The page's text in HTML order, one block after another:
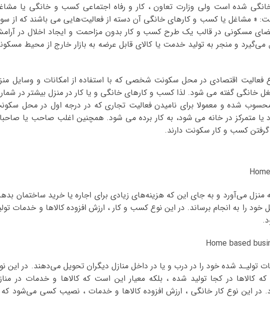
شده است ولی وزارت تعاون ، کار و رفاه اجتماعی کسب و خانگی یا
« مشاغل یا کسب و کار‌های خانگی آن دسته از فعالیت‌هایی می باشند که از
مسکونی در قالب یک طرح کسب و ‌کار بدون مزاحمت و ایجاد اخلال در
و منجر به تولید خدمت یا کالای قابل عرضه به بازار خارج از محیط
فعالیت اقتصادی در محل سکونت شخصی که با استفاده از امکانات و وسایل
خانگی گفته می شود. لذا کسب و کارهای خانگی و یا کار در منزل بیشتر در
شده و معمولا برای نامیدن فعالیت تجاری که در درجه اول در محل
یا متمرکز در خانه می شود، به کار برده می شود. همچنین اغلب صاحب یا
کسب و کار سکونت دارند.
منزل می‌آورد و به جای این که هزینه‌های زیادی برای اجاره یا خرید ساختمان
را به انجام برساند. در این نوع کسب و کار ، ارزش افزوده کالاها و خدمات
تولیـد شده خود را در درب و یا در داخل منازل دیگران تحویل می‌دهند. در این
در کجا تولید شده ، بلکه معیار این است که کالاها و خدمات در
در این نوع کار خانگی ، ارزش افزوده کالاها و خدمات ، نصیب کسی می‌شود که